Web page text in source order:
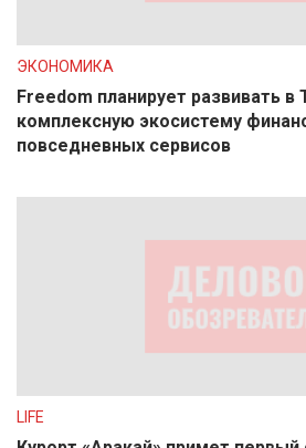
ЭКОНОМИКА
Freedom планирует развивать в
комплексную экосистему
повседневных сервисов
LIFE